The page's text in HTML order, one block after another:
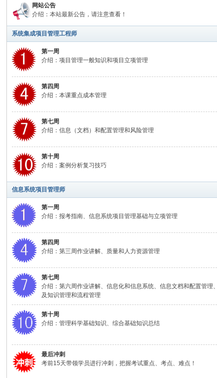
集
成
目
网站公告
介绍：本站最新公告，请注意查看！
系统集成项目管理工程师
第一周
介绍：项目管理一般知识和项目立项管理
第四周
介绍：本课重点成本管理
第七周
介绍：信息（文档）和配置管理和风险管理
第十周
介绍：案例分析复习技巧
信息系统项目管理师
第一周
介绍：报考指南、信息系统项目管理基础与立项管理
第四周
介绍：第三周作业讲解、质量和人力资源管理
第七周
介绍：第六周作业讲解、信息化和信息系统、信息文档和配置管理、
及知识管理和流程管理
第十周
介绍：管理科学基础知识、综合基础知识总结
最后冲刺
考前15天带领学员进行冲刺，把握考试重点、考点、难点！